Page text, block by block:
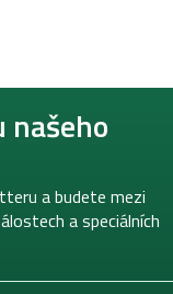
našeho
a budete mezi
a speciálních